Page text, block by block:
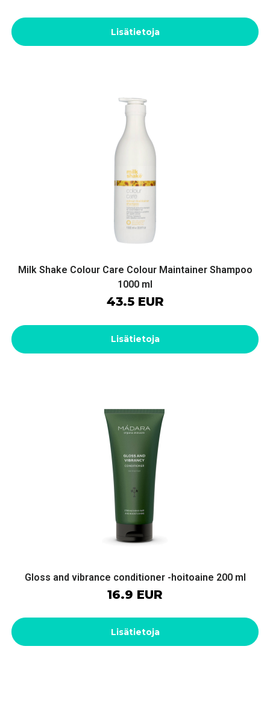
Lisätietoja
Milk Shake Colour Care Colour Maintainer Shampoo
1000 ml
43.5 EUR
Lisätietoja
Gloss and vibrance conditioner -hoitoaine 200 ml
16.9 EUR
Lisätietoja